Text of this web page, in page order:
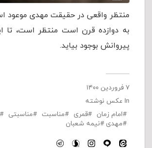
منتظر واقعی در حقیقت مهدی موعود
به دوازده قرن است منتظر است، تا
پیروانش بوجود بیاید.
۷ فروردین ۱۴۰۰
In عکس نوشته
امام زمان
قمری مناسبت مناسبتی
مهدی
نیمه شعبان